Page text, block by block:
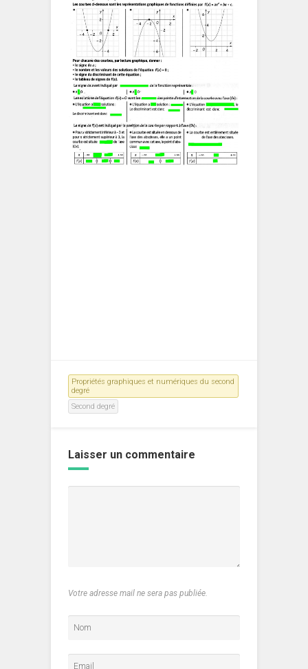
Propriétés graphiques et numériques du second
degré
Second degré
Laisser un commentaire
Votre adresse mail ne sera pas publiée.